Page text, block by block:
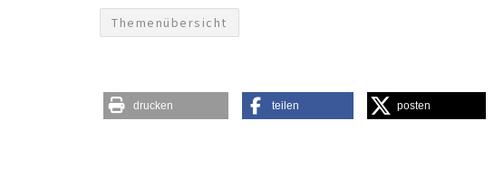
Themenübersicht
drucken teilen posten